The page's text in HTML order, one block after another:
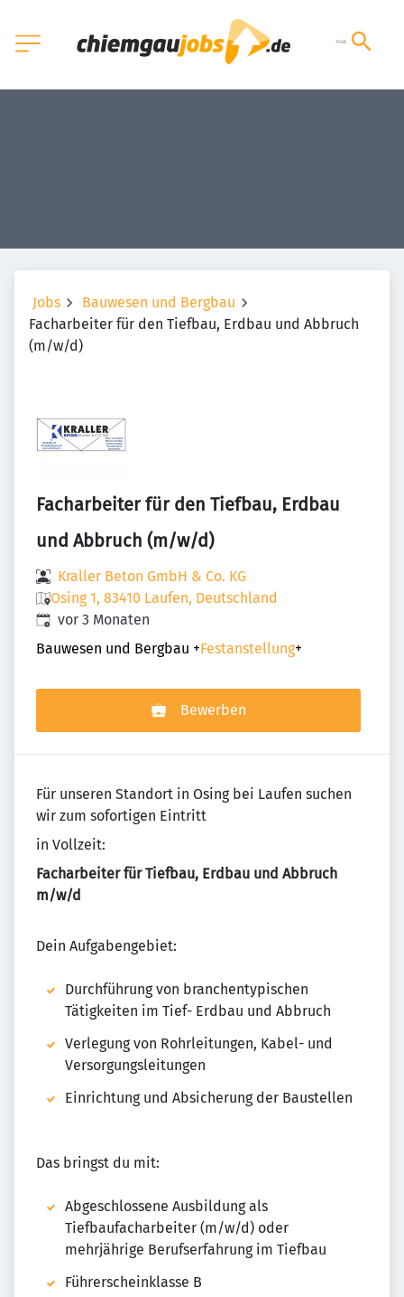
Jobs
Bauwesen und Bergbau
Facharbeiter für den Tiefbau, Erdbau und Abbruch
(m/w/d)
Facharbeiter für den Tiefbau, Erdbau
und Abbruch (m/w/d)
Kraller Beton GmbH & Co. KG
Osing 1, 83410 Laufen, Deutschland
Veröffentlicht:
vor 3 Monaten
Bauwesen und Bergbau +Festanstellung+
Bewerben
Für unseren Standort in Osing bei Laufen suchen
wir zum sofortigen Eintritt
in Vollzeit:
Facharbeiter für Tiefbau, Erdbau und Abbruch
m/w/d
Dein Aufgabengebiet:
Durchführung von branchentypischen
Tätigkeiten im Tief- Erdbau und Abbruch
Verlegung von Rohrleitungen, Kabel- und
Versorgungsleitungen
Einrichtung und Absicherung der Baustellen
Das bringst du mit:
Abgeschlossene Ausbildung als
Tiefbaufacharbeiter (m/w/d) oder
mehrjährige Berufserfahrung im Tiefbau
Führerscheinklasse B